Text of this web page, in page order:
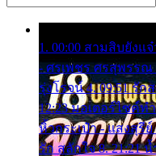
1. 00:00 สามสิบยังแ
- ศรเพชร ศรสุพรรณ
รุ่งโรจน์ 4. 09:51 รั
12:23 มอเตอร์ไซค์ท
หิ้วกระเป๋า - แสงสุรีย์
รัก สลักใจ 8. 21:21